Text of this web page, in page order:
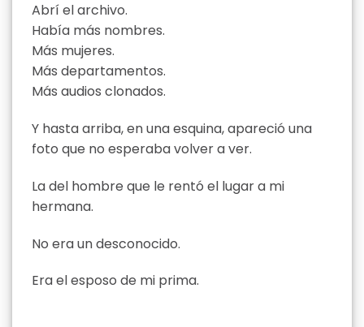
Abrí el archivo.
Había más nombres.
Más mujeres.
Más departamentos.
Más audios clonados.
Y hasta arriba, en una esquina, apareció una
foto que no esperaba volver a ver.
La del hombre que le rentó el lugar a mi
hermana.
No era un desconocido.
Era el esposo de mi prima.